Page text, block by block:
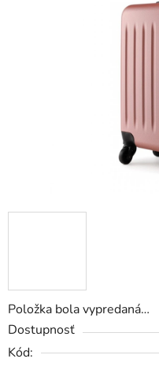
Položka bola vypredaná…
Dostupnosť
Kód: